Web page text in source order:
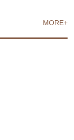
MORE+